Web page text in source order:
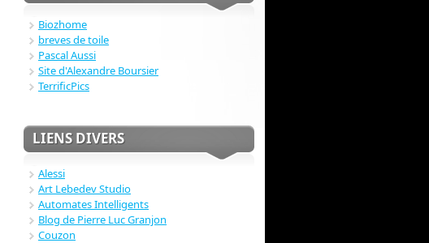
Biozhome
breves de toile
Pascal Aussi
Site d'Alexandre Boursier
TerrificPics
LIENS DIVERS
Alessi
Art Lebedev Studio
Automates Intelligents
Blog de Pierre Luc Granjon
Couzon